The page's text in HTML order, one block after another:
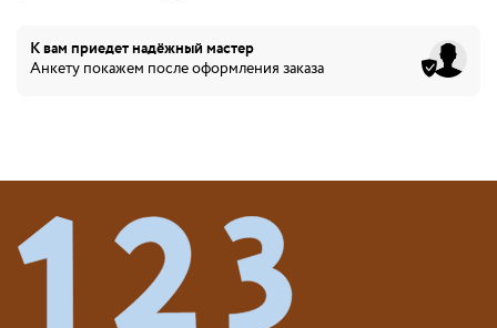
К вам приедетнадёжный мастер
Анкету покажем после оформления заказа